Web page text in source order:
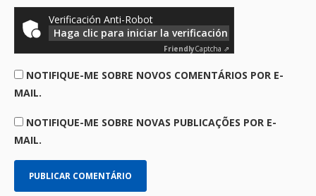
Verificación Anti-Robot
Haga clic para iniciar la verificación
FriendlyCaptcha ⇗
NOTIFIQUE-ME SOBRE NOVOS COMENTÁRIOS POR E-
MAIL.
NOTIFIQUE-ME SOBRE NOVAS PUBLICAÇÕES POR E-
MAIL.